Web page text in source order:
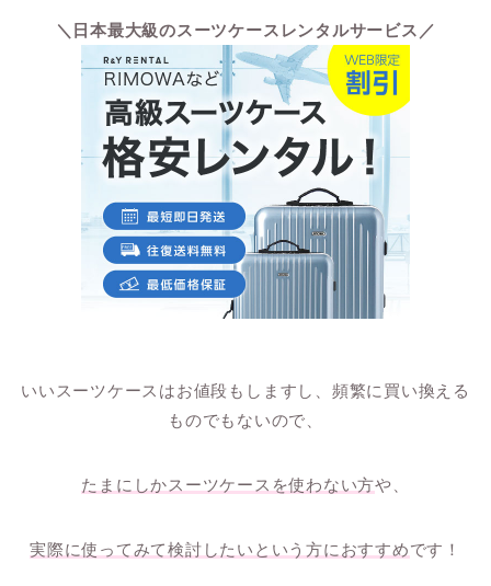
＼日本最大級のスーツケースレンタルサービス／
いいスーツケースはお値段もしますし、頻繁に買い換える
ものでもないので、
たまにしかスーツケースを使わない方や、
実際に使ってみて検討したいという方におすすめです！